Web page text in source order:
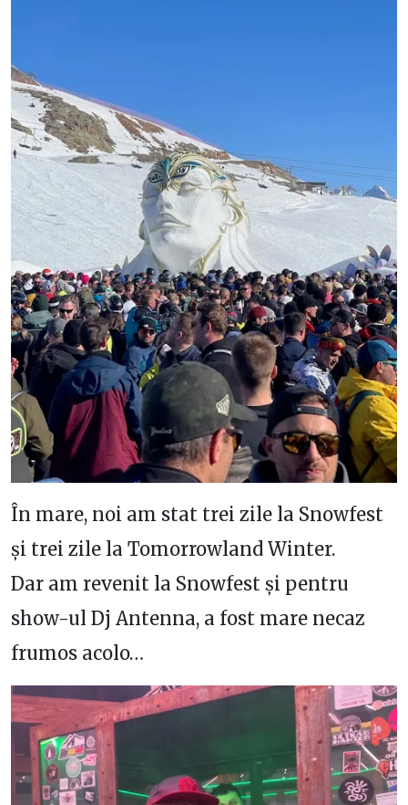
În mare, noi am stat trei zile la Snowfest
și trei zile la Tomorrowland Winter.
Dar am revenit la Snowfest și pentru
show-ul Dj Antenna, a fost mare necaz
frumos acolo…